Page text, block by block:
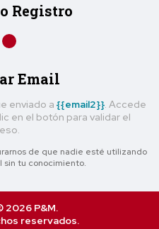
Registro
Email
enviado a {{email2}} . Accede
en el botón para validar el
de que nadie esté utilizando
tu conocimiento.
2026 P&M.
reservados.